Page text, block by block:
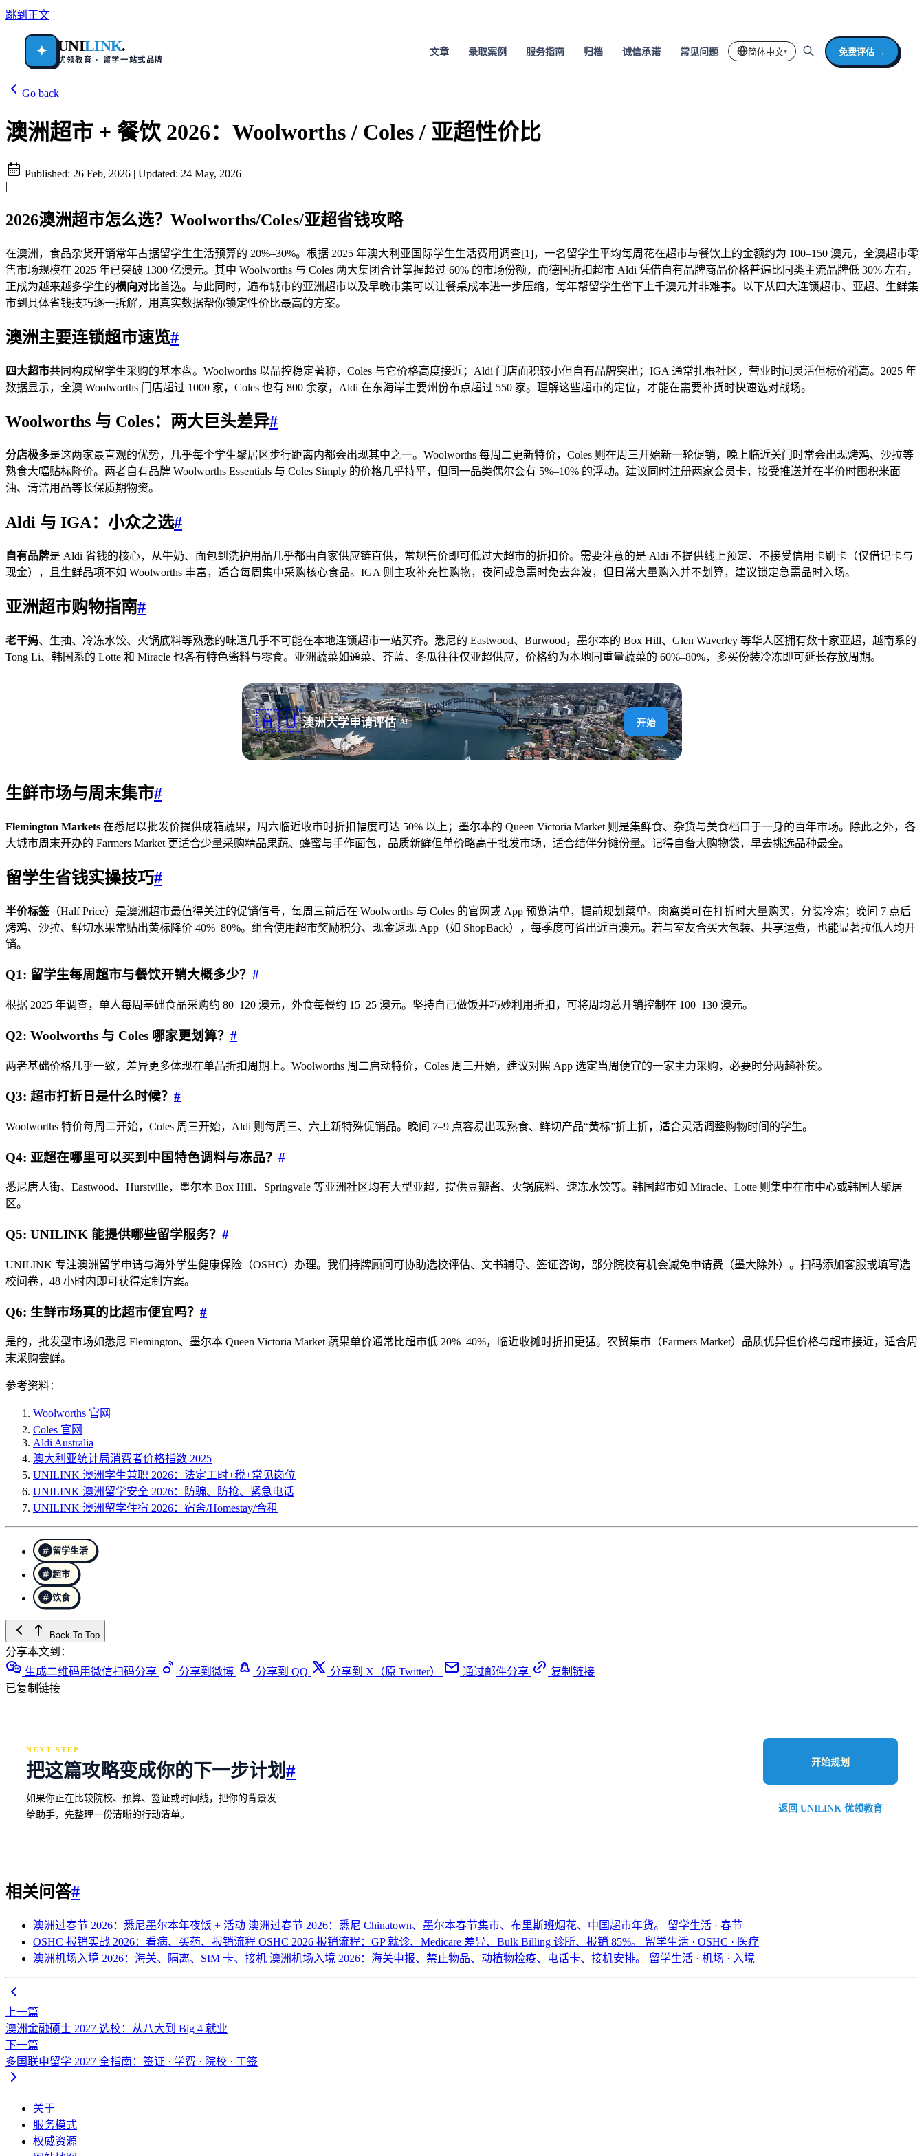
跳到正文
✦ UNILINK.
优领教育 · 留学一站式品牌
文章 录取案例 服务指南 归档 诚信承诺 常见问题 简体中文▾ 免费评估 →
Go back
澳洲超市 + 餐饮 2026：Woolworths / Coles / 亚超性价比
Published: 26 Feb, 2026 | Updated: 24 May, 2026
|
2026澳洲超市怎么选？Woolworths/Coles/亚超省钱攻略
在澳洲，食品杂货开销常年占据留学生生活预算的 20%–30%。根据 2025 年澳大利亚国际学生生活费用调查[1]，一名留学生平均每周花在超市与餐饮上的金额约为 100–150 澳元，全澳超市零
售市场规模在 2025 年已突破 1300 亿澳元。其中 Woolworths 与 Coles 两大集团合计掌握超过 60% 的市场份额，而德国折扣超市 Aldi 凭借自有品牌商品价格普遍比同类主流品牌低 30% 左右，
正成为越来越多学生的横向对比首选。与此同时，遍布城市的亚洲超市以及早晚市集可以让餐桌成本进一步压缩，每年帮留学生省下上千澳元并非难事。以下从四大连锁超市、亚超、生鲜集
市到具体省钱技巧逐一拆解，用真实数据帮你锁定性价比最高的方案。
澳洲主要连锁超市速览#
四大超市共同构成留学生采购的基本盘。Woolworths 以品控稳定著称，Coles 与它价格高度接近；Aldi 门店面积较小但自有品牌突出；IGA 通常扎根社区，营业时间灵活但标价稍高。2025 年
数据显示，全澳 Woolworths 门店超过 1000 家，Coles 也有 800 余家，Aldi 在东海岸主要州份布点超过 550 家。理解这些超市的定位，才能在需要补货时快速选对战场。
Woolworths 与 Coles：两大巨头差异#
分店极多是这两家最直观的优势，几乎每个学生聚居区步行距离内都会出现其中之一。Woolworths 每周二更新特价，Coles 则在周三开始新一轮促销，晚上临近关门时常会出现烤鸡、沙拉等
熟食大幅贴标降价。两者自有品牌 Woolworths Essentials 与 Coles Simply 的价格几乎持平，但同一品类偶尔会有 5%–10% 的浮动。建议同时注册两家会员卡，接受推送并在半价时囤积米面
油、清洁用品等长保质期物资。
Aldi 与 IGA：小众之选#
自有品牌是 Aldi 省钱的核心，从牛奶、面包到洗护用品几乎都由自家供应链直供，常规售价即可低过大超市的折扣价。需要注意的是 Aldi 不提供线上预定、不接受信用卡刷卡（仅借记卡与
现金），且生鲜品项不如 Woolworths 丰富，适合每周集中采购核心食品。IGA 则主攻补充性购物，夜间或急需时免去奔波，但日常大量购入并不划算，建议锁定急需品时入场。
亚洲超市购物指南#
老干妈、生抽、冷冻水饺、火锅底料等熟悉的味道几乎不可能在本地连锁超市一站买齐。悉尼的 Eastwood、Burwood，墨尔本的 Box Hill、Glen Waverley 等华人区拥有数十家亚超，越南系的
Tong Li、韩国系的 Lotte 和 Miracle 也各有特色酱料与零食。亚洲蔬菜如通菜、芥蓝、冬瓜往往仅亚超供应，价格约为本地同重量蔬菜的 60%–80%，多买份装冷冻即可延长存放周期。
🇦🇺澳洲大学申请评估 AI 开始
生鲜市场与周末集市#
Flemington Markets 在悉尼以批发价提供成箱蔬果，周六临近收市时折扣幅度可达 50% 以上；墨尔本的 Queen Victoria Market 则是集鲜食、杂货与美食档口于一身的百年市场。除此之外，各
大城市周末开办的 Farmers Market 更适合少量采购精品果蔬、蜂蜜与手作面包，品质新鲜但单价略高于批发市场，适合结伴分摊份量。记得自备大购物袋，早去挑选品种最全。
留学生省钱实操技巧#
半价标签 （Half Price）是澳洲超市最值得关注的促销信号，每周三前后在 Woolworths 与 Coles 的官网或 App 预览清单，提前规划菜单。肉禽类可在打折时大量购买，分装冷冻；晚间 7 点后
烤鸡、沙拉、鲜切水果常贴出黄标降价 40%–80%。组合使用超市奖励积分、现金返现 App（如 ShopBack），每季度可省出近百澳元。若与室友合买大包装、共享运费，也能显著拉低人均开
销。
Q1: 留学生每周超市与餐饮开销大概多少？ #
根据 2025 年调查，单人每周基础食品采购约 80–120 澳元，外食每餐约 15–25 澳元。坚持自己做饭并巧妙利用折扣，可将周均总开销控制在 100–130 澳元。
Q2: Woolworths 与 Coles 哪家更划算？ #
两者基础价格几乎一致，差异更多体现在单品折扣周期上。Woolworths 周二启动特价，Coles 周三开始，建议对照 App 选定当周便宜的一家主力采购，必要时分两趟补货。
Q3: 超市打折日是什么时候？ #
Woolworths 特价每周二开始，Coles 周三开始，Aldi 则每周三、六上新特殊促销品。晚间 7–9 点容易出现熟食、鲜切产品“黄标”折上折，适合灵活调整购物时间的学生。
Q4: 亚超在哪里可以买到中国特色调料与冻品？ #
悉尼唐人街、Eastwood、Hurstville，墨尔本 Box Hill、Springvale 等亚洲社区均有大型亚超，提供豆瓣酱、火锅底料、速冻水饺等。韩国超市如 Miracle、Lotte 则集中在市中心或韩国人聚居
区。
Q5: UNILINK 能提供哪些留学服务？ #
UNILINK 专注澳洲留学申请与海外学生健康保险（OSHC）办理。我们持牌顾问可协助选校评估、文书辅导、签证咨询，部分院校有机会减免申请费（墨大除外）。扫码添加客服或填写选
校问卷，48 小时内即可获得定制方案。
Q6: 生鲜市场真的比超市便宜吗？ #
是的，批发型市场如悉尼 Flemington、墨尔本 Queen Victoria Market 蔬果单价通常比超市低 20%–40%，临近收摊时折扣更猛。农贸集市（Farmers Market）品质优异但价格与超市接近，适合周
末采购尝鲜。
参考资料：
Woolworths 官网
Coles 官网
Aldi Australia
澳大利亚统计局消费者价格指数 2025
UNILINK 澳洲学生兼职 2026：法定工时+税+常见岗位
UNILINK 澳洲留学安全 2026：防骗、防抢、紧急电话
UNILINK 澳洲留学住宿 2026：宿舍/Homestay/合租
留学生活
超市
饮食
Back To Top
分享本文到：
生成二维码用微信扫码分享
分享到微博 分享到 QQ 分享到 X（原 Twitter） 通过邮件分享
复制链接
已复制链接
NEXT STEP
把这篇攻略变成你的下一步计划 #
如果你正在比较院校、预算、签证或时间线，把你的背景发
给助手，先整理一份清晰的行动清单。
开始规划
返回 UNILINK 优领教育
相关问答#
澳洲过春节 2026：悉尼墨尔本年夜饭 + 活动 澳洲过春节 2026：悉尼 Chinatown、墨尔本春节集市、布里斯班烟花、中国超市年货。 留学生活 · 春节
OSHC 报销实战 2026：看病、买药、报销流程 OSHC 2026 报销流程：GP 就诊、Medicare 差异、Bulk Billing 诊所、报销 85%。 留学生活 · OSHC · 医疗
澳洲机场入境 2026：海关、隔离、SIM 卡、接机 澳洲机场入境 2026：海关申报、禁止物品、动植物检疫、电话卡、接机安排。 留学生活 · 机场 · 入境
上一篇
澳洲金融硕士 2027 选校：从八大到 Big 4 就业
下一篇
多国联申留学 2027 全指南：签证 · 学费 · 院校 · 工签
关于
服务模式
权威资源